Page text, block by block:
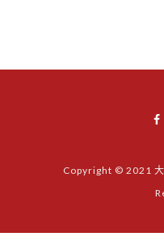
Copyright © 2021